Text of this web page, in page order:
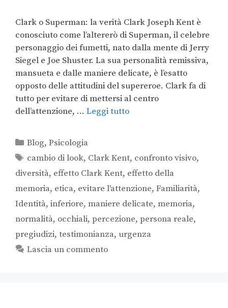
Clark o Superman: la verità Clark Joseph Kent è
conosciuto come l’altererò di Superman, il celebre
personaggio dei fumetti, nato dalla mente di Jerry
Siegel e Joe Shuster. La sua personalità remissiva,
mansueta e dalle maniere delicate, è l’esatto
opposto delle attitudini del supereroe. Clark fa di
tutto per evitare di mettersi al centro
dell’attenzione, … Leggi tutto
Blog,Psicologia
cambio di look, Clark Kent, confronto visivo,
diversità, effetto Clark Kent, effetto della
memoria, etica, evitare l'attenzione, Familiarità,
Identità, inferiore, maniere delicate, memoria,
normalità, occhiali, percezione, persona reale,
pregiudizi, testimonianza, urgenza
Lascia un commento